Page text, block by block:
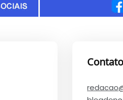
Contato